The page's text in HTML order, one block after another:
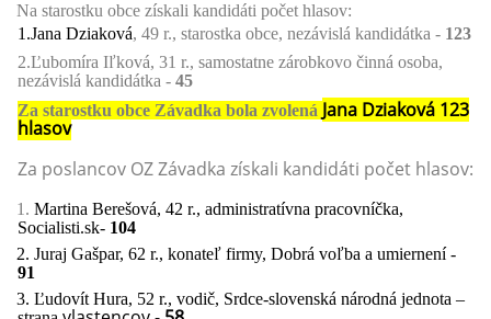
Na starostku obce získali kandidáti počet hlasov:
1.Jana Dziaková, 49 r., starostka obce, nezávislá kandidátka - 123
2.Ľubomíra Iľková, 31 r., samostatne zárobkovo činná osoba,
nezávislá kandidátka - 45
Za starostku obce Závadka bola zvolená Jana Dziaková 123
hlasov
Za poslancov OZ Závadka získali kandidáti počet hlasov:
1. Martina Berešová, 42 r., administratívna pracovníčka,
Socialisti.sk- 104
2. Juraj Gašpar, 62 r., konateľ firmy, Dobrá voľba a umiernení -
91
3. Ľudovít Hura, 52 r., vodič, Srdce-slovenská národná jednota –